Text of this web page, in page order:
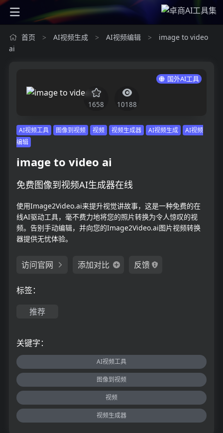
首页 > AI视频生成 > AI视频编辑 >
image to video
ai
国外AI工具
1658 10188
AI视频工具 图像到视频 视频 视频生成器 AI视频生成
AI视频
编辑
image to video ai
免费图像到视频AI生成器在线
使用Image2Video.ai来提升视觉讲故事，这是一种免费的在
线AI驱动工具，毫不费力地将您的照片转换为令人惊叹的视
频。告别手动编辑，并向您的Image2Video.ai图片视频转换
器提供无忧体验。
访问官网 添加对比 反馈
标签：
推荐
关键字：
AI视频工具
图像到视频
视频
视频生成器